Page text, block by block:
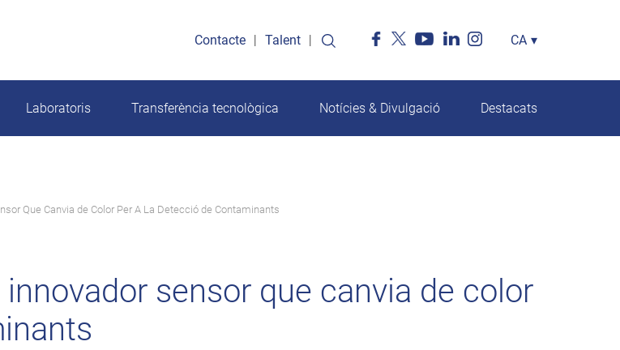
Contacte Talent
Select
CA ▾
Laboratoris Transferència tecnològica Notícies & Divulgació Destacats
Que Canvia de Color Per A La Detecció de Contaminants
sensor que canvia de color